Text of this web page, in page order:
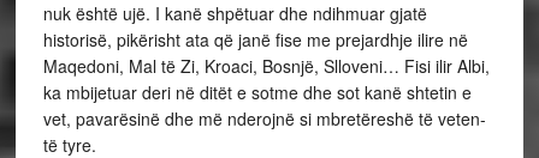
nuk është ujë. I kanë shpëtuar dhe ndihmuar gjatë
historisë, pikërisht ata që janë fise me prejardhje ilire në
Maqedoni, Mal të Zi, Kroaci, Bosnjë, Slloveni… Fisi ilir Albi,
ka mbijetuar deri në ditët e sotme dhe sot kanë shtetin e
vet, pavarësinë dhe më nderojnë si mbretëreshë të veten-
të tyre.